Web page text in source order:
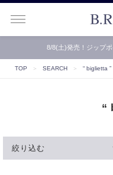
8/8(土)発売！ジップ
TOP ＞ SEARCH ＞ “ biglietta ”
“
絞り込む